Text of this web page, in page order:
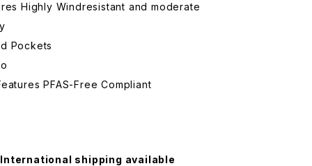
Highly Windresistant and moderate
Pockets
PFAS-Free Compliant
International shipping available